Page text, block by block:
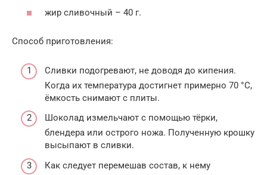
жир сливочный – 40 г.
Способ приготовления:
Сливки подогревают, не доводя до кипения.
Когда их температура достигнет примерно 70 °С,
ёмкость снимают с плиты.
Шоколад измельчают с помощью тёрки,
блендера или острого ножа. Полученную крошку
высыпают в сливки.
Как следует перемешав состав, к нему